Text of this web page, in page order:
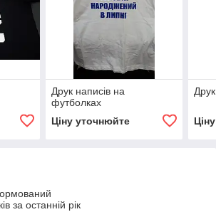
Друк написів на
футболках
Ціну уточнюйте
за останній рік